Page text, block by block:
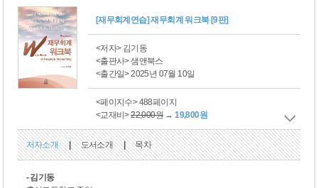
[재무회계연습] 재무회계 워크북 [9판]
<저자> 김기동
<출판사> 샘앤북스
<출간일> 2025년 07월 10일
<페이지수> 488페이지
<교재비>22,000원 →19,800원
저자소개 | 도서소개 | 목차
- 김기동